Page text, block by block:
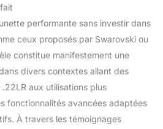
performante sans investir dans
ceux proposés par Swarovski ou
constitue manifestement une
divers contextes allant des
aux utilisations plus
fonctionnalités avancées adaptées
À travers les témoignages